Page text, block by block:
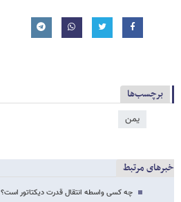
برچسب‌ها
یمن
خبرهای مرتبط
چه کسی واسطه انتقال قدرت دیکتاتور است؟